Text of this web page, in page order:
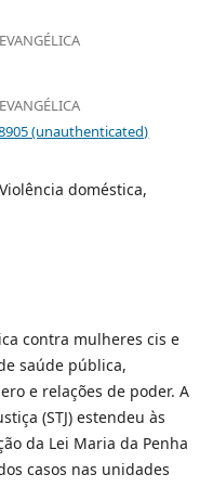
(unauthenticated)
doméstica,
contra mulheres cis e
saúde pública,
e relações de poder. A
(STJ) estendeu às
da Lei Maria da Penha
casos nas unidades